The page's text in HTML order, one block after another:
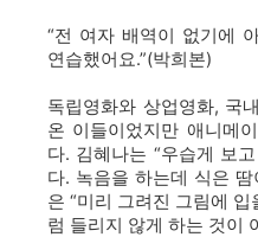
“전 여자 배역이 없기에
연습했어요.”(박희본)
독립영화와 상업영화, 국
온 이들이었지만 애니메
다. 김혜나는 “우습게 보
다. 녹음을 하는데 식은
은 “미리 그려진 그림에
럼 들리지 않게 하는 것이